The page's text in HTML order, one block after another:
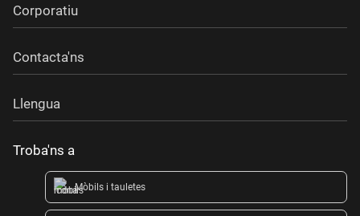
Corporatiu
Contacta'ns
Llengua
Troba'ns a
Mòbils i tauletes